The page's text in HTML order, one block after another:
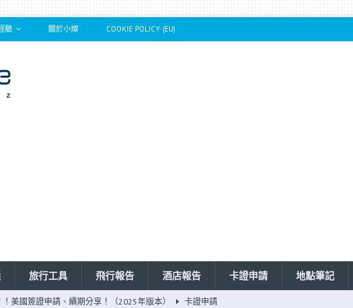
驗 關於小燦 COOKIE POLICY (EU)
旅行工具 飛行報告 酒店報告 卡證申請 地點筆記
！美國簽證申請、續期分享！（2025年版本） 卡證申請